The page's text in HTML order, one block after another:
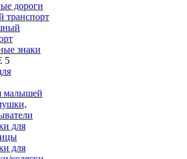
дороги
транспорт
знаки
5
малышей
для
для